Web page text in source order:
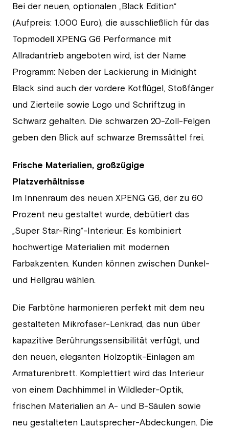
Bei der neuen, optionalen „Black Edition“
(Aufpreis: 1.000 Euro), die ausschließlich für das
Topmodell XPENG G6 Performance mit
Allradantrieb angeboten wird, ist der Name
Programm: Neben der Lackierung in Midnight
Black sind auch der vordere Kotflügel, Stoßfänger
und Zierteile sowie Logo und Schriftzug in
Schwarz gehalten. Die schwarzen 20-Zoll-Felgen
geben den Blick auf schwarze Bremssättel frei.
Frische Materialien, großzügige
Platzverhältnisse
Im Innenraum des neuen XPENG G6, der zu 60
Prozent neu gestaltet wurde, debütiert das
„Super Star-Ring“-Interieur: Es kombiniert
hochwertige Materialien mit modernen
Farbakzenten. Kunden können zwischen Dunkel-
und Hellgrau wählen.
Die Farbtöne harmonieren perfekt mit dem neu
gestalteten Mikrofaser-Lenkrad, das nun über
kapazitive Berührungssensibilität verfügt, und
den neuen, eleganten Holzoptik-Einlagen am
Armaturenbrett. Komplettiert wird das Interieur
von einem Dachhimmel in Wildleder-Optik,
frischen Materialien an A- und B-Säulen sowie
neu gestalteten Lautsprecher-Abdeckungen. Die